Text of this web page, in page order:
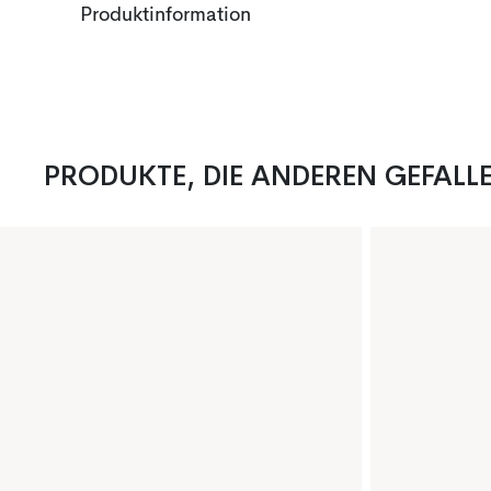
Produktinformation
PRODUKTE, DIE ANDEREN